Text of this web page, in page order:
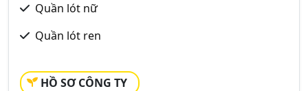
Quần lót nữ
Quần lót ren
HỒ SƠ CÔNG TY